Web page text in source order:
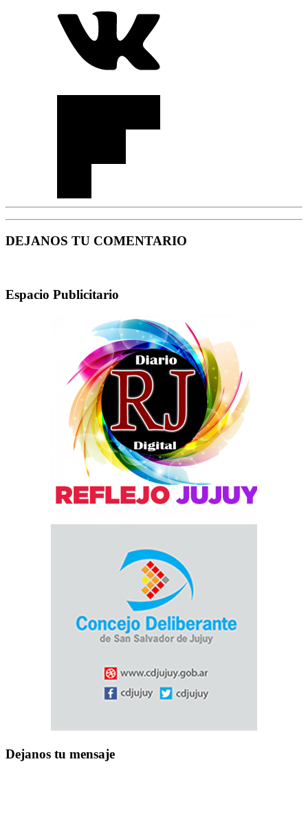
DEJANOS TU COMENTARIO
Espacio Publicitario
Dejanos tu mensaje